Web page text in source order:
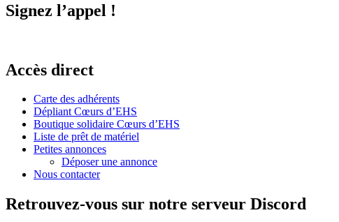
Signez l’appel !
Accès direct
Carte des adhérents
Dépliant Cœurs d’EHS
Boutique solidaire Cœurs d’EHS
Liste de prêt de matériel
Petites annonces
Déposer une annonce
Nous contacter
Retrouvez-vous sur notre serveur Discord